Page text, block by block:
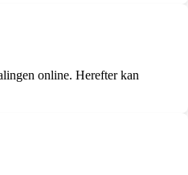
online. Herefter kan